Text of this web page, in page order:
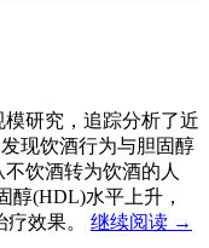
研究，追踪分析了近
现饮酒行为与胆固醇
饮酒转为饮酒的人
醇(HDL)水平上升，
效果。 继续阅读 →